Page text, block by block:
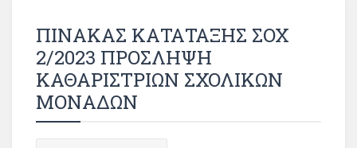
ΠΙΝΑΚΑΣ ΚΑΤΑΤΑΞΗΣ ΣΟΧ
2/2023 ΠΡΟΣΛΗΨΗ
ΚΑΘΑΡΙΣΤΡΙΩΝ ΣΧΟΛΙΚΩΝ
ΜΟΝΑΔΩΝ